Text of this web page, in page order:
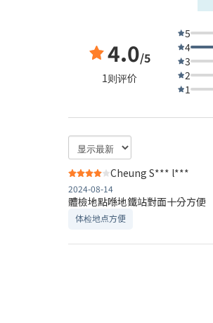
4.0/5
1则评价
5
4
3
2
1
Cheung S*** l***
2024-08-14
體檢地點喺地鐵站對面十分方便
体检地点方便